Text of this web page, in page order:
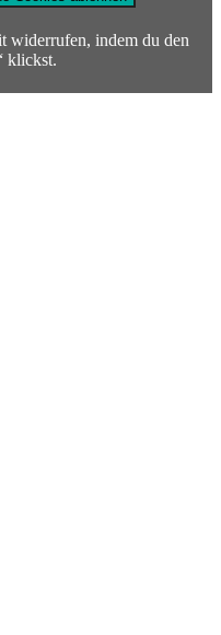
widerrufen, indem du den
klickst.